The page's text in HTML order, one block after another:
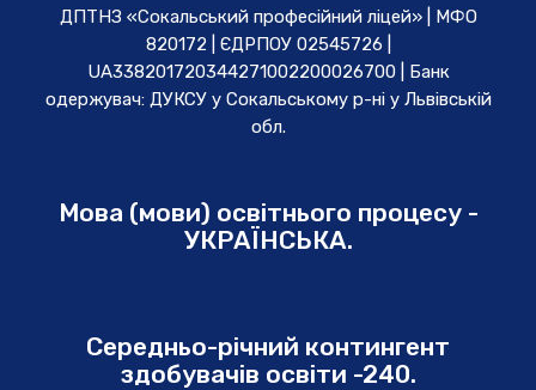
ДПТНЗ «Сокальський професійний ліцей» | МФО
820172 | ЄДРПОУ 02545726 |
UA338201720344271002200026700 | Банк
одержувач: ДУКСУ у Cокальському р-ні у Львівській
обл.
Мова (мови) освітнього процесу -
УКРАЇНСЬКА.
Середньо-річний контингент
здобувачів освіти -240.